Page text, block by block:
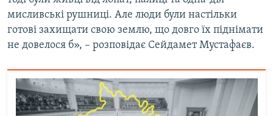
мисливські рушниці. Але люди були настільки
готові захищати свою землю, що довго їх піднімати
не довелося б», – розповідає Сейдамет Мустафаєв.